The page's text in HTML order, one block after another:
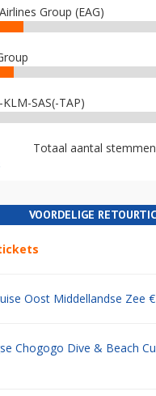
Group (EAG)
SAS(-TAP)
Totaal aantal
VOORDELIGE
Oost Middellandse Zee
Chogogo Dive & Beach